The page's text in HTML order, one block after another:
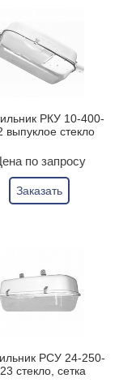
РКУ 10-400-
выпуклое стекло
по запросу
Заказать
РСУ 24-250-
стекло, сетка